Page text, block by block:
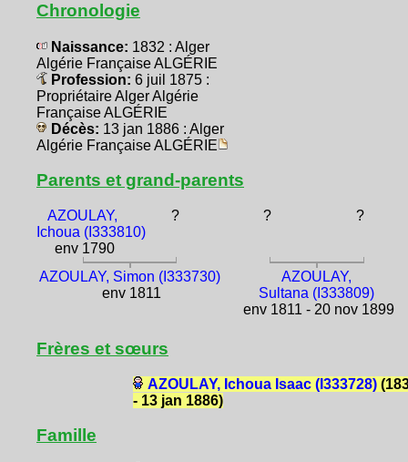
Chronologie
Naissance: 1832 : Alger
Algérie Française ALGÉRIE
Profession: 6 juil 1875 :
Propriétaire Alger Algérie
Française ALGÉRIE
Décès: 13 jan 1886 : Alger
Algérie Française ALGÉRIE
Parents et grand-parents
AZOULAY,
Ichoua (I333810)
env 1790
? ? ?
AZOULAY, Simon (I333730)
env 1811
AZOULAY,
Sultana (I333809)
env 1811 - 20 nov 1899
Frères et sœurs
AZOULAY, Ichoua Isaac (I333728)
- 13 jan 1886)
Famille